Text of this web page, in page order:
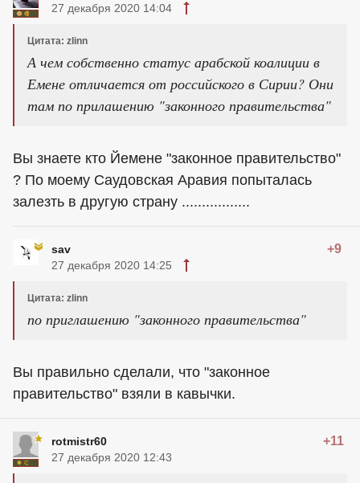
27 декабря 2020 14:04
Цитата: zlinn
А чем собственно статус арабской коалиции в
Емене отличается от российского в Сирии? Они
там по прилашению "законного правительства"
Вы знаете кто Йемене "законное правительство"
? По моему Саудовская Аравия попыталась
залезть в другую страну .................
sav +9
27 декабря 2020 14:25
Цитата: zlinn
по приглашению "законного правительства"
Вы правильно сделали, что "законное
правительство" взяли в кавычки.
rotmistr60 +11
27 декабря 2020 12:43